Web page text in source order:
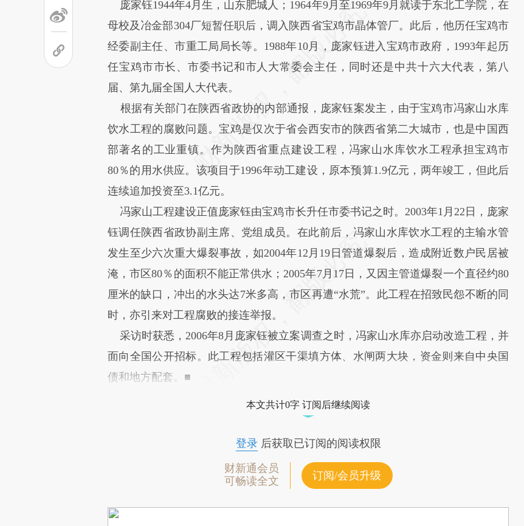
庞家钰1944年4月生，山东肥城人；1964年9月至1969年9月就读于东北工学院，在
母校及冶金部304厂短暂任职后，调入陕西省宝鸡市晶体管厂。此后，他历任宝鸡市
经委副主任、市重工局局长等。1988年10月，庞家钰进入宝鸡市政府，1993年起历
任宝鸡市市长、市委书记和市人大常委会主任，同时还是中共十六大代表，第八
届、第九届全国人大代表。
根据有关部门在陕西省政协的内部通报，庞家钰案发主，由于宝鸡市冯家山水库
饮水工程的腐败问题。宝鸡是仅次于省会西安市的陕西省第二大城市，也是中国西
部著名的工业重镇。作为陕西省重点建设工程，冯家山水库饮水工程承担宝鸡市
80％的用水供应。该项目于1996年动工建设，原本预算1.9亿元，两年竣工，但此后
连续追加投资至3.1亿元。
冯家山工程建设正值庞家钰由宝鸡市长升任市委书记之时。2003年1月22日，庞家
钰调任陕西省政协副主席、党组成员。在此前后，冯家山水库饮水工程的主输水管
发生至少六次重大爆裂事故，如2004年12月19日管道爆裂后，造成附近数户民居被
淹，市区80％的面积不能正常供水；2005年7月17日，又因主管道爆裂一个直径约80
厘米的缺口，冲出的水头达7米多高，市区再遭“水荒”。此工程在招致民怨不断的同
时，亦引来对工程腐败的接连举报。
采访时获悉，2006年8月庞家钰被立案调查之时，冯家山水库亦启动改造工程，并
面向全国公开招标。此工程包括灌区干渠填方体、水闸两大块，资金则来自中央国
债和地方配套。■
本文共计0字 订阅后继续阅读
登录后获取已订阅的阅读权限
财新通会员
可畅读全文
订阅/会员升级